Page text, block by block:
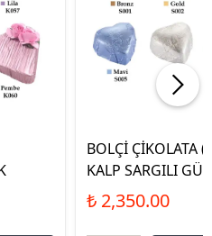
BOLÇİ ÇİKOLATA
KALP SARGILI
₺ 2,350.00